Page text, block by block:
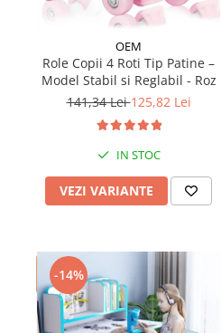
OEM
Role Copii 4 Roti Tip Patine –
Model Stabil si Reglabil - Roz
141,34 Lei125,82 Lei
IN STOC
VEZI VARIANTE
-14%